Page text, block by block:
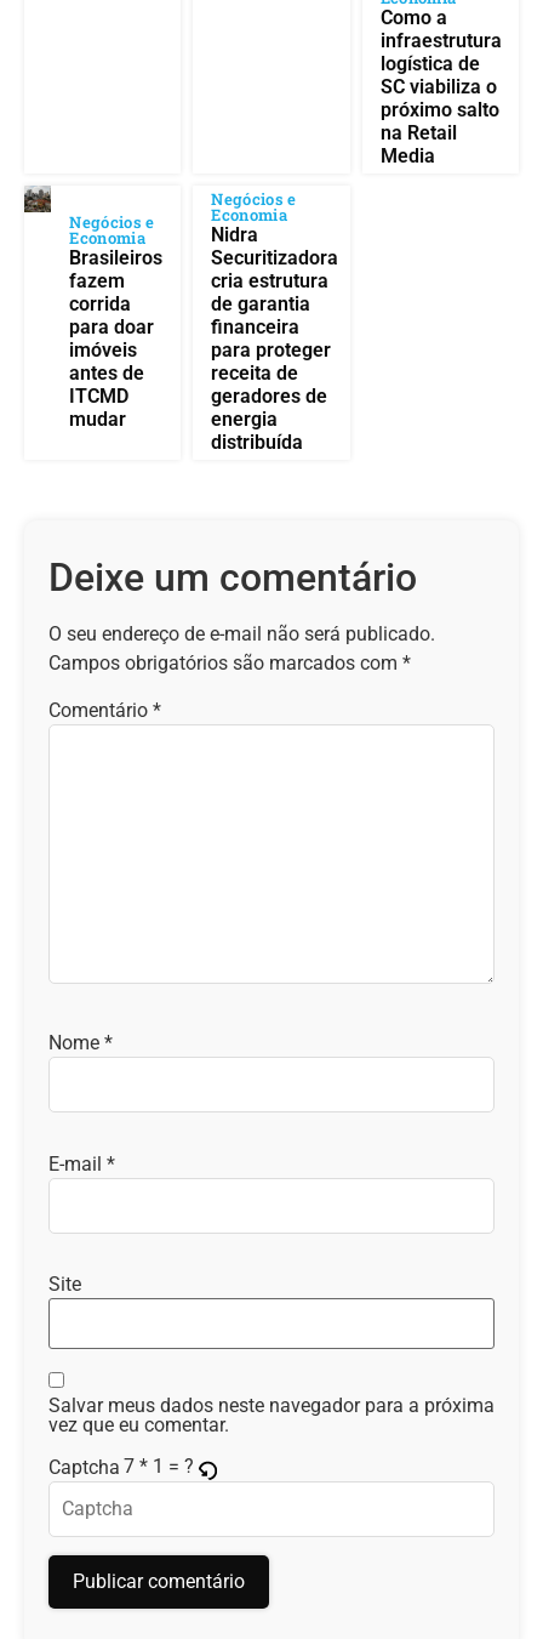
Como a
infraestrutura
logística de
SC viabiliza o
próximo salto
na Retail
Media
Negócios e
Economia
Brasileiros
fazem
corrida
para doar
imóveis
antes de
ITCMD
mudar
Negócios e
Economia
Nidra
Securitizadora
cria estrutura
de garantia
financeira
para proteger
receita de
geradores de
energia
distribuída
Deixe um comentário
O seu endereço de e-mail não será publicado.
Campos obrigatórios são marcados com *
Comentário *
Nome *
E-mail *
Site
Salvar meus dados neste navegador para a próxima
vez que eu comentar.
Captcha 7 * 1 = ?